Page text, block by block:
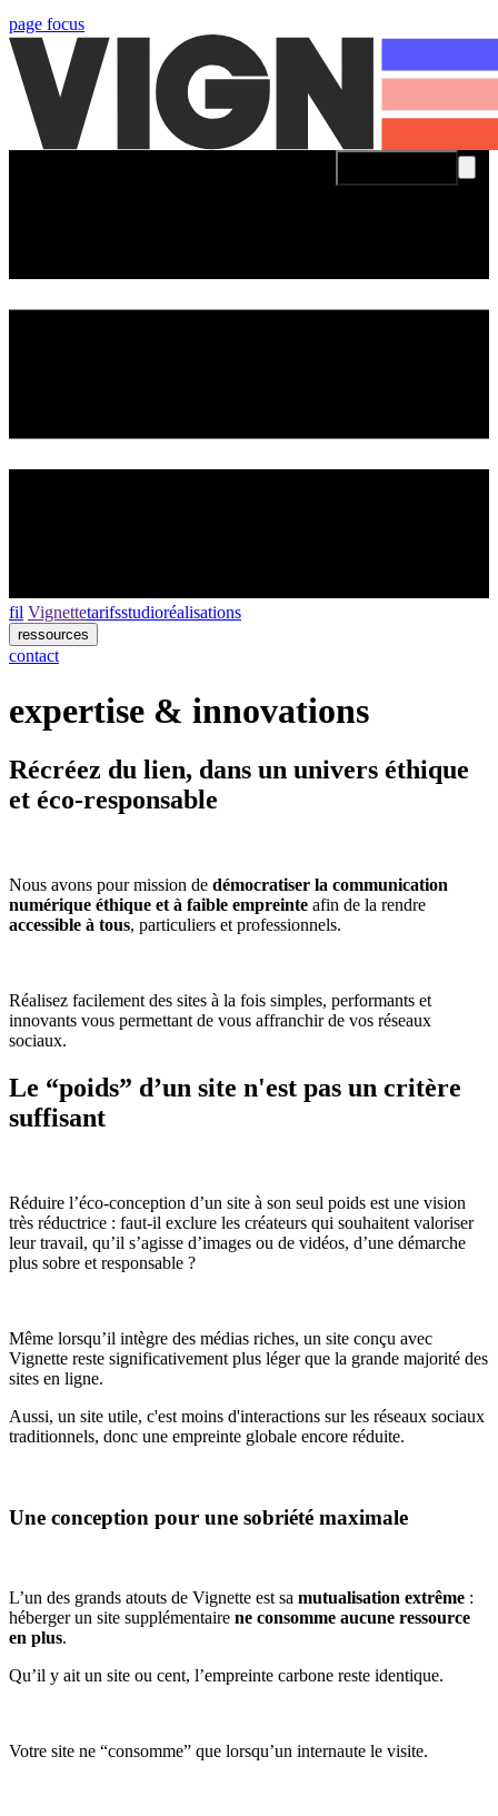
page focus
fil Vignettetarifsstudioréalisations
ressources
contact
expertise & innovations
Récréez du lien, dans un univers éthique
et éco-responsable
Nous avons pour mission de démocratiser la communication
numérique éthique et à faible empreinte afin de la rendre
accessible à tous, particuliers et professionnels.
Réalisez facilement des sites à la fois simples, performants et
innovants vous permettant de vous affranchir de vos réseaux
sociaux.
Le “poids” d’un site n'est pas un critère
suffisant
Réduire l’éco-conception d’un site à son seul poids est une vision
très réductrice : faut-il exclure les créateurs qui souhaitent valoriser
leur travail, qu’il s’agisse d’images ou de vidéos, d’une démarche
plus sobre et responsable ?
Même lorsqu’il intègre des médias riches, un site conçu avec
Vignette reste significativement plus léger que la grande majorité des
sites en ligne.
Aussi, un site utile, c'est moins d'interactions sur les réseaux sociaux
traditionnels, donc une empreinte globale encore réduite.
Une conception pour une sobriété maximale
L’un des grands atouts de Vignette est sa mutualisation extrême :
héberger un site supplémentaire ne consomme aucune ressource
en plus.
Qu’il y ait un site ou cent, l’empreinte carbone reste identique.
Votre site ne “consomme” que lorsqu’un internaute le visite.